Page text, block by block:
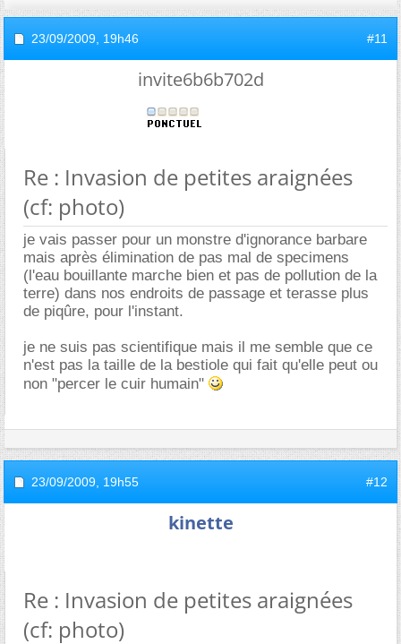
23/09/2009, 19h46 #11
invite6b6b702d
Re : Invasion de petites araignées
(cf: photo)
je vais passer pour un monstre d'ignorance barbare
mais après élimination de pas mal de specimens
(l'eau bouillante marche bien et pas de pollution de la
terre) dans nos endroits de passage et terasse plus
de piqûre, pour l'instant.
je ne suis pas scientifique mais il me semble que ce
n'est pas la taille de la bestiole qui fait qu'elle peut ou
non "percer le cuir humain"
23/09/2009, 19h55 #12
kinette
Re : Invasion de petites araignées
(cf: photo)